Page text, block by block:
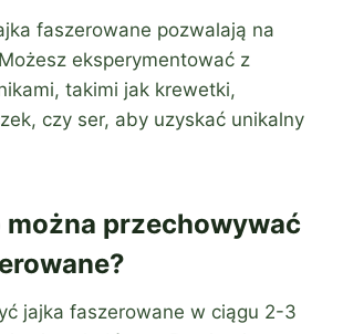
faszerowane pozwalają na
eksperymentować z
takimi jak krewetki,
czy ser, aby uzyskać unikalny
można przechowywać
jajka faszerowane w ciągu 2-3